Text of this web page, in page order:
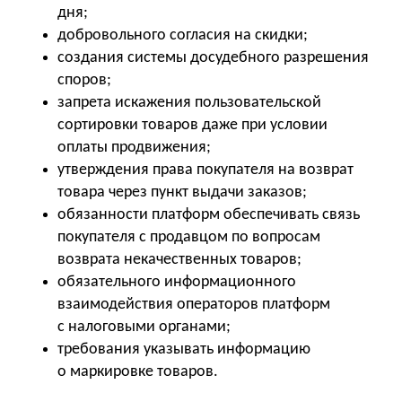
дня;
добровольного согласия на скидки;
создания системы досудебного разрешения
споров;
запрета искажения пользовательской
сортировки товаров даже при условии
оплаты продвижения;
утверждения права покупателя на возврат
товара через пункт выдачи заказов;
обязанности платформ обеспечивать связь
покупателя с продавцом по вопросам
возврата некачественных товаров;
обязательного информационного
взаимодействия операторов платформ
с налоговыми органами;
требования указывать информацию
о маркировке товаров.